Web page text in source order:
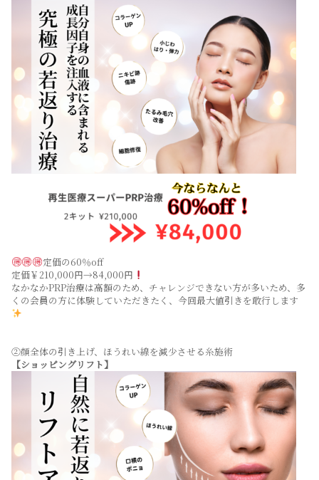
定価の60％off
定価￥210,000円→84,000円
なかなかPRP治療は高額のため、チャレンジできない方が多いため、多
くの会員の方に体験していただきたく、今回最大値引きを敢行します
②顔全体の引き上げ、ほうれい線を減少させる糸施術
【ショッピングリフト】